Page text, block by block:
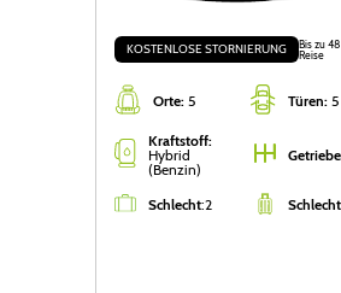
Orte: 5 Türen: 5
KOSTENLOSE STORNIERUNG
Bis zu
Reise
Kraftstoff:
Hybrid
(Benzin)
Getriebe
Schlecht:2 Schlecht